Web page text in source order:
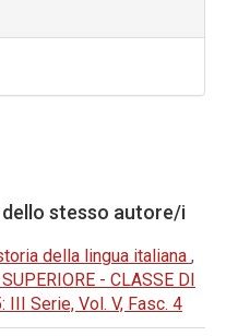
stesso autore/i
della lingua italiana ,
- CLASSE DI
III Serie, Vol. V, Fasc. 4